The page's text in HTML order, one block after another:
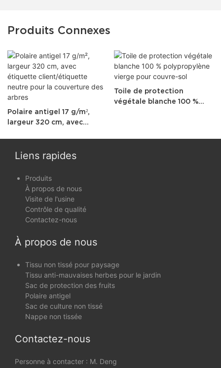
Produits Connexes
Polaire antigel 17 g/m²,
largeur 320 cm, avec
des arbres
Toile de protection
végétale blanche 100 %
Liens rapides
Produits
À propos de nous
Visite de l'usine
Contrôle de qualité
Contactez-nous
À propos de nous
Tissu non tissé pour paysage
Tissu anti-mauvaises herbes pour le jardin
Sac de protection des fruits
Polaire antigel
Sac de culture non tissé
Nappe non tissée
Contactez-nous
Personne à contacter : M. Deng